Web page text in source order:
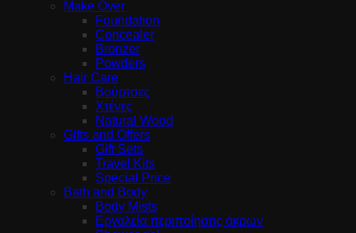
Make Over
Foundation
Concealer
Bronzer
Powders
Hair Care
Βούρτσες
Χτένες
Natural Wood
Gifts and Offers
Gift Sets
Travel Kits
Special Price
Bath and Body
Body Mists
Εργαλεία περιποίησης άκρων